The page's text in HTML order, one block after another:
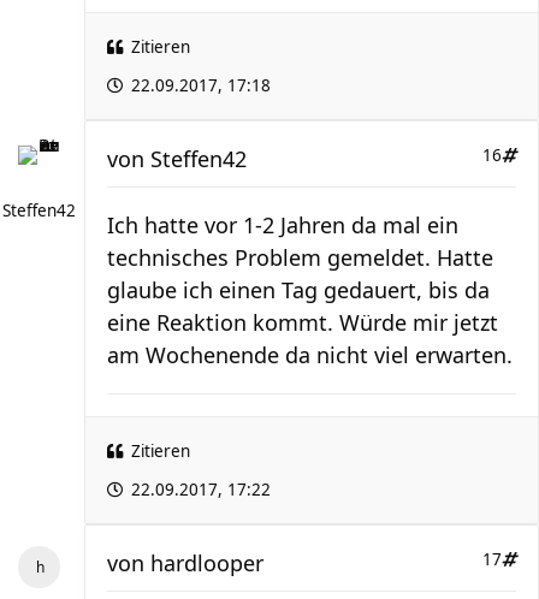
Zitieren
22.09.2017, 17:18
Steffen42
16
von Steffen42
Ich hatte vor 1-2 Jahren da mal ein
technisches Problem gemeldet. Hatte
glaube ich einen Tag gedauert, bis da
eine Reaktion kommt. Würde mir jetzt
am Wochenende da nicht viel erwarten.
Zitieren
22.09.2017, 17:22
17
von hardlooper